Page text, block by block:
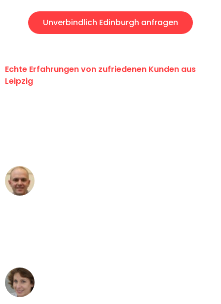
Unverbindlich Edinburgh anfragen
Echte Erfahrungen von zufriedenen Kunden aus
Leipzig